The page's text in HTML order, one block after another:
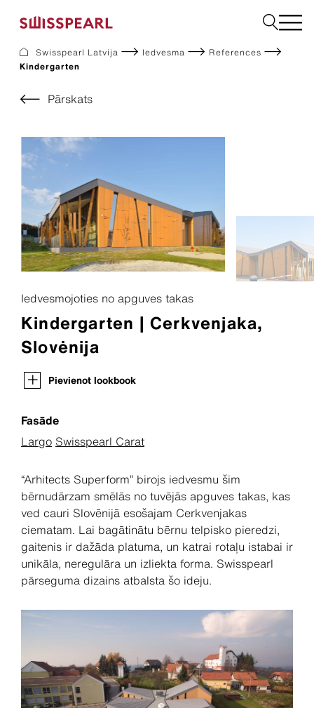
Uzņēmums
Pakalpojumi
Iedvesma
Ilgtspēja
Fasāde
Jumts
Būvniecības
Lejupielādes
Swisspearl Latvija Iedvesma
References
Kindergarten
Pārskats
Iedvesmojoties no apguves takas
Kindergarten | Cerkvenjaka,
Slovėnija
Pievienot lookbook
Fasāde
Largo Swisspearl Carat
“Arhitects Superform” birojs iedvesmu šim
bērnudārzam smēlās no tuvējās apguves takas, kas
ved cauri Slovēnijā esošajam Cerkvenjakas
ciematam. Lai bagātinātu bērnu telpisko pieredzi,
gaitenis ir dažāda platuma, un katrai rotaļu istabai ir
unikāla, neregulāra un izliekta forma. Swisspearl
pārseguma dizains atbalsta šo ideju.